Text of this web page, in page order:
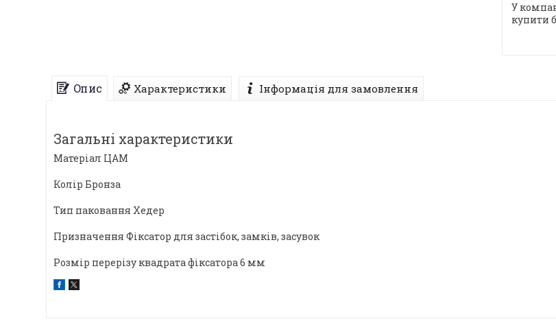
У
купити
Опис Характеристики Інформація для замовлення
Загальні характеристики
Матеріал ЦАМ
Колір Бронза
Тип паковання Хедер
Призначення Фіксатор для застібок, замків, засувок
Розмір перерізу квадрата фіксатора6 мм